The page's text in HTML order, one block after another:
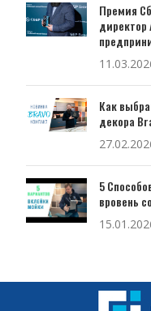
Премия
директор
Как
декора
5
вровень